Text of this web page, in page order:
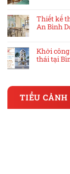
Thiết kế
An Bình
Khởi
thái tại
TIỂU